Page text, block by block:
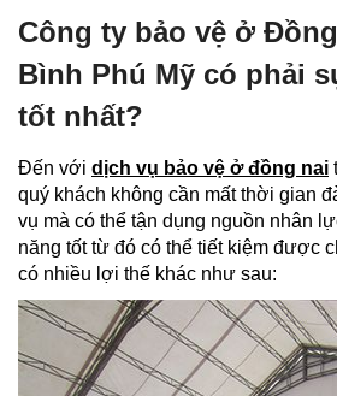
Công ty bảo vệ ở
Bình Phú Mỹ có phải
tốt nhất?
Đến với dịch vụ bảo vệ ở đồng nai
quý khách không cần mất thời gian
vụ mà có thể tận dụng nguồn nhân
năng tốt từ đó có thể tiết kiệm được
có nhiều lợi thế khác như sau: